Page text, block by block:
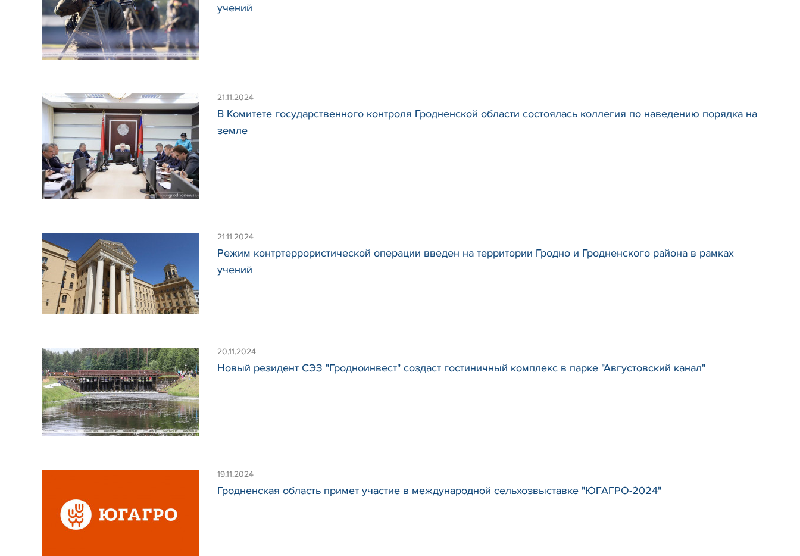
учений
21.11.2024
В Комитете государственного контроля Гродненской области состоялась коллегия по наведению порядка на
земле
21.11.2024
Режим контртеррористической операции введен на территории Гродно и Гродненского района в рамках
учений
20.11.2024
Новый резидент СЭЗ "Гродноинвест" создаст гостиничный комплекс в парке "Августовский канал"
19.11.2024
Гродненская область примет участие в международной сельхозвыставке "ЮГАГРО-2024"